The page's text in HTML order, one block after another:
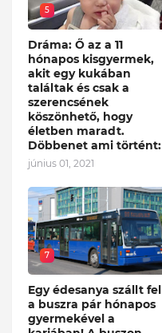
5
Dráma: Ő az a 11
hónapos kisgyermek,
akit egy kukában
találtak és csak a
szerencsének
köszönhető, hogy
életben maradt.
Döbbenet ami történt:
június 01, 2021
7
Egy édesanya szállt fel
a buszra pár hónapos
gyermekével a